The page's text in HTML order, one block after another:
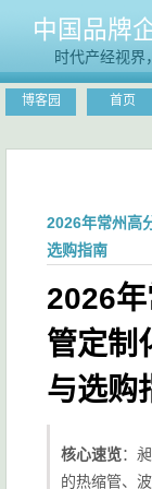
中国品牌
时代产经视界
博客园 首页
2026年常州高
选购指南
2026
管定制
与选购
核心速览：
的热缩管、